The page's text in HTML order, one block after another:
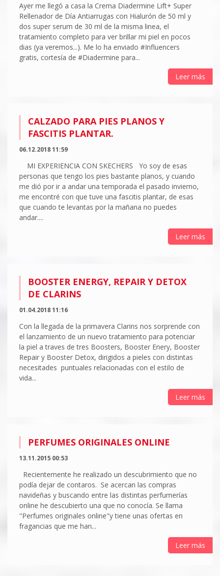
Ayer me llegó a casa la Crema Diadermine Lift+ Super
Rellenador de Día Antiarrugas con Hialurón de 50 ml y
dos super serum de 30 ml de la misma linea, el
tratamiento completo para ver brillar mi piel en pocos
dias (ya veremos...). Me lo ha enviado #Influencers
gratis, cortesía de #Diadermine para...
Leer más
CALZADO PARA PIES PLANOS Y
FASCITIS PLANTAR.
06.12.2018 11:59
MI EXPERIENCIA CON SKECHERS Yo soy de esas
personas que tengo los pies bastante planos, y cuando
me dió por ir a andar una temporada el pasado invierno,
me encontré con que tuve una fascitis plantar, de esas
que cuando te levantas por la mañana no puedes
andar....
Leer más
BOOSTER ENERGY, REPAIR Y DETOX
DE CLARINS
01.04.2018 11:16
Con la llegada de la primavera Clarins nos sorprende con
el lanzamiento de un nuevo tratamiento para potenciar
la piel a traves de tres Boosters, Booster Enery, Booster
Repair y Booster Detox, dirigidos a pieles con distintas
necesitades puntuales relacionadas con el estilo de
vida...
Leer más
PERFUMES ORIGINALES ONLINE
13.11.2015 00:53
Recientemente he realizado un descubrimiento que no
podía dejar de contaros. Se acercan las compras
navideñas y buscando entre las distintas perfumerías
online he descubierto una que no conocía. Se llama
"Perfumes originales online"y tiene unas ofertas en
fragancias que me han...
Leer más